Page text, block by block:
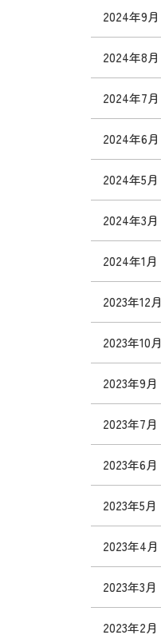
2024年9月
2024年8月
2024年7月
2024年6月
2024年5月
2024年3月
2024年1月
2023年12月
2023年10月
2023年9月
2023年7月
2023年6月
2023年5月
2023年4月
2023年3月
2023年2月